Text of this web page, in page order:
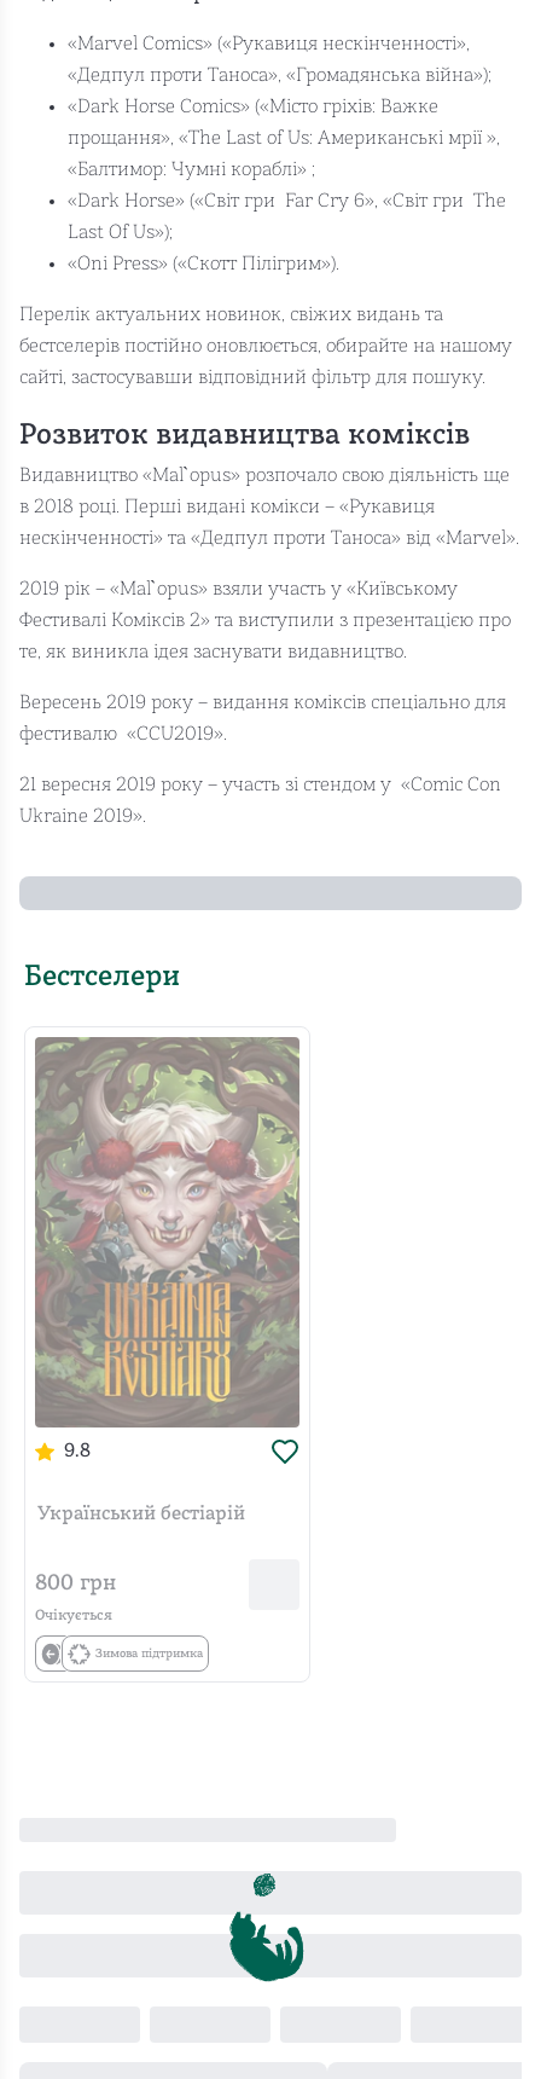
«Marvel Comics» («Рукавиця нескінченності»,
«Дедпул проти Таноса», «Громадянська війна»);
«Dark Horse Comics» («Місто гріхів: Важке
прощання», «The Last of Us: Американські мрії »,
«Балтимор: Чумні кораблі» ;
«Dark Horse» («Світ гри Far Cry 6», «Світ гри The
Last Of Us»);
«Oni Press» («Скотт Пілігрим»).
Перелік актуальних новинок, свіжих видань та
бестселерів постійно оновлюється, обирайте на нашому
сайті, застосувавши відповідний фільтр для пошуку.
Розвиток видавництва коміксів
Видавництво «Mal`opus» розпочало свою діяльність ще
в 2018 році. Перші видані комікси – «Рукавиця
нескінченності» та «Дедпул проти Таноса» від «Marvel».
2019 рік – «Mal`opus» взяли участь у «Київському
Фестивалі Коміксів 2» та виступили з презентацією про
те, як виникла ідея заснувати видавництво.
Вересень 2019 року – видання коміксів спеціально для
фестивалю «CCU2019».
21 вересня 2019 року – участь зі стендом у «Comic Con
Ukraine 2019».
Бестселери
9.8
Український бестіарій
800 грн
Очікується
Зимова підтримка